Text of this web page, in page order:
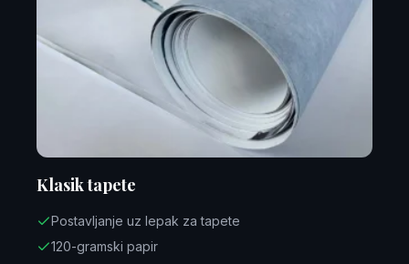
Klasik tapete
Postavljanje uz lepak za tapete
120-gramski papir